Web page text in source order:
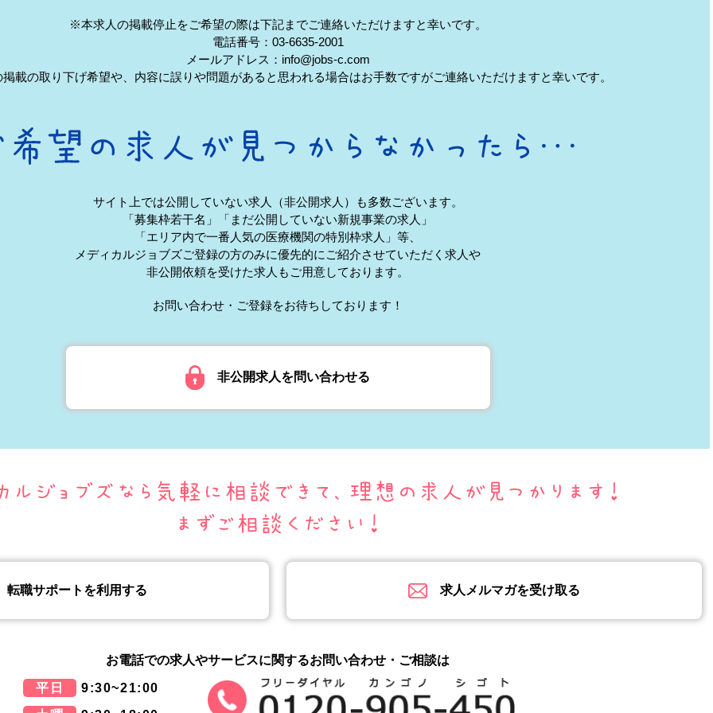
※本求人の掲載停止をご希望の際は下記までご連絡いただけますと幸いです。
電話番号：03-6635-2001
メールアドレス：info@jobs-c.com
載の取り下げ希望や、内容に誤りや問題があると思われる場合はお手数ですがご連絡いただけますと幸いです。
サイト上では公開していない求人（非公開求人）も多数ございます。
「募集枠若干名」「まだ公開していない新規事業の求人」
「エリア内で一番人気の医療機関の特別枠求人」等、
メディカルジョブズご登録の方のみに優先的にご紹介させていただく求人や
非公開依頼を受けた求人もご用意しております。
お問い合わせ・ご登録をお待ちしております！
非公開求人を問い合わせる
転職サポートを利用する 求人メルマガを受け取る
お電話での求人やサービスに関するお問い合わせ・ご相談は
平日
9:30~21:00